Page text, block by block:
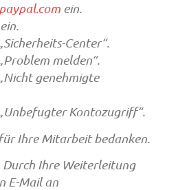
ein.
Center“.
melden“.
genehmigte
Kontozugriff“.
Ihre Mitarbeit bedanken.
Durch Ihre Weiterleitung
E-Mail an